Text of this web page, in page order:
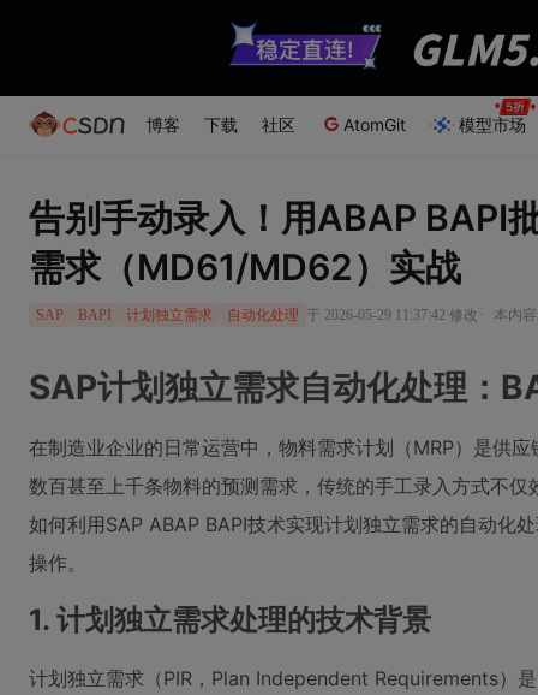
博客 下载 社区 AtomGit 模型市场
告别手动录入！用ABAP BAPI
需求（MD61/MD62）实战
SAP BAPI 计划独立需求 自动化处理 于 2026-05-29 11:37:42 修改 · 本内
SAP计划独立需求自动化处理：
在制造业企业的日常运营中，物料需求计划（MRP）是供
数百甚至上千条物料的预测需求，传统的手工录入方式不
如何利用SAP ABAP BAPI技术实现计划独立需求的自动化
操作。
1. 计划独立需求处理的技术背景
计划独立需求（PIR，Plan Independent Requirements）